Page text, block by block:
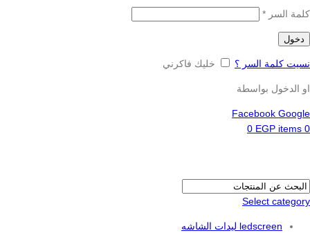
كلمة السر *
دخول
نسيت كلمة السر ؟ خليك فاكرني
او الدخول بواسطة
Facebook Google
0
items
0 EGP
Select category
ledscreen ليدات الشاشه